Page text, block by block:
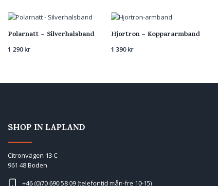
Polarnatt – Silverhalsband
1 290kr
Hjortron – Koppararmband
1 390kr
SHOP IN LAPLAND
Citronvägen 13 C
961 48 Boden
+46 (0)70 690 58 09(telefontid mån-fre 10-15)